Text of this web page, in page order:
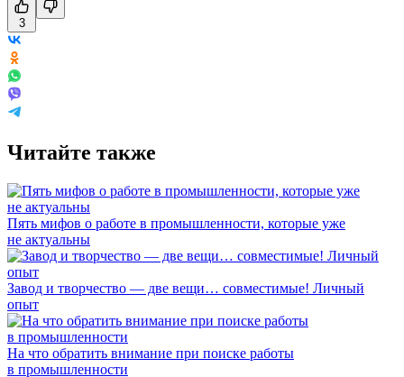
3
Читайте также
Пять мифов о работе в промышленности, которые уже
не актуальны
Завод и творчество — две вещи… совместимые! Личный
опыт
На что обратить внимание при поиске работы
в промышленности